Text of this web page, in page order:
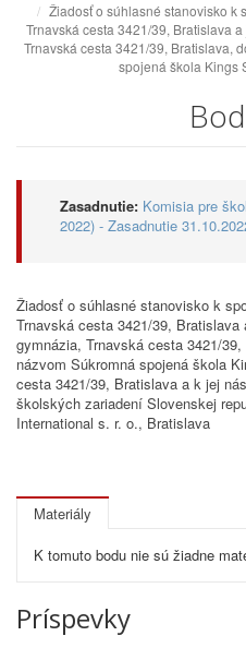
Žiadosť o súhlasné stanovisko k
Trnavská cesta 3421/39, Bratislava
Trnavská cesta 3421/39, Bratislava,
spojená škola Kings
Zasadnutie: Komisia pre
2022) - Zasadnutie
Žiadosť o súhlasné stanovisko k
Trnavská cesta 3421/39,
gymnázia, Trnavská cesta 3421/
názvom Súkromná spojená škola
cesta 3421/39, Bratislava a k jej
školských zariadení Slovenskej
International s. r. o., Bratislava
Materiály
K tomuto bodu nie sú žiadne
Príspevky